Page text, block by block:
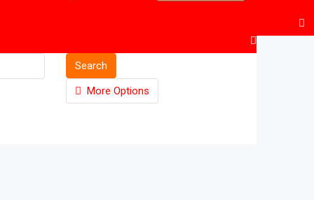
Search
More Options